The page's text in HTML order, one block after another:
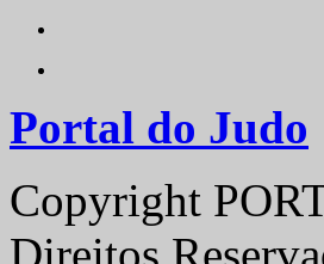
Portal do Judo
Copyright
Direitos